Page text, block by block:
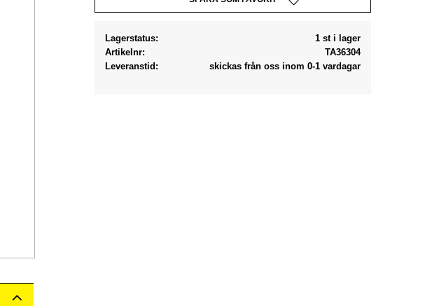
Lägg till i favoriter
Lagerstatus
1 st i lager
Artikelnr
TA36304
Leveranstid
skickas från oss inom 0-1 vardagar